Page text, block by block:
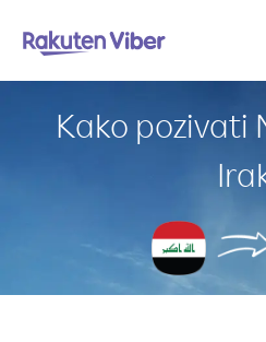
Kako pozivati